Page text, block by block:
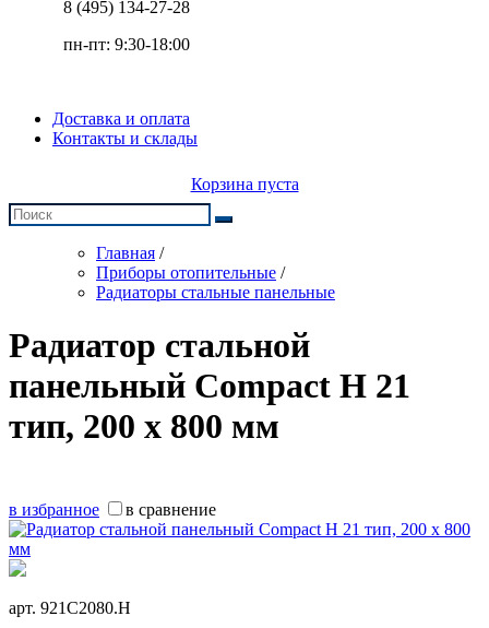
8 (495) 134-27-28
пн-пт: 9:30-18:00
Доставка и оплата
Контакты и склады
Корзина пуста
Главная /
Приборы отопительные /
Радиаторы стальные панельные
Радиатор стальной
панельный Compact H 21
тип, 200 х 800 мм
в избранное в сравнение
арт. 921C2080.H